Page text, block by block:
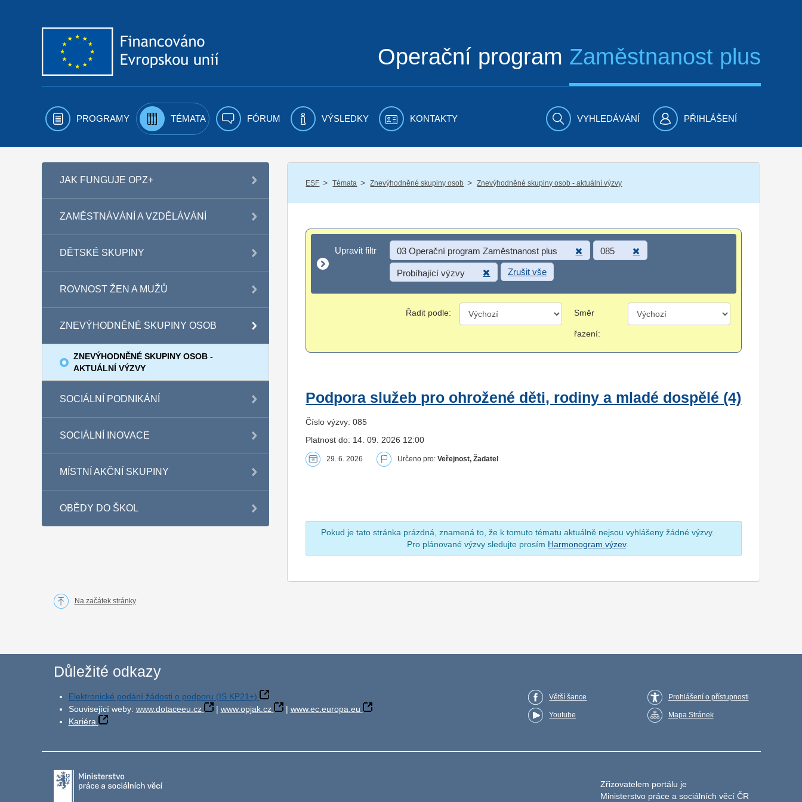
Operační program Zaměstnanost plus
PROGRAMY TÉMATA FÓRUM VÝSLEDKY KONTAKTY VYHLEDÁVÁNÍ PŘIHLÁŠENÍ
JAK FUNGUJE OPZ+
ZAMĚSTNÁVÁNÍ A VZDĚLÁVÁNÍ
DĚTSKÉ SKUPINY
ROVNOST ŽEN A MUŽŮ
ZNEVÝHODNĚNÉ SKUPINY OSOB
ZNEVÝHODNĚNÉ SKUPINY OSOB -
AKTUÁLNÍ VÝZVY
SOCIÁLNÍ PODNIKÁNÍ
SOCIÁLNÍ INOVACE
MÍSTNÍ AKČNÍ SKUPINY
OBĚDY DO ŠKOL
ESF / Témata / Znevýhodněné skupiny osob / Znevýhodněné skupiny osob - aktuální výzvy
Upravit filtr
Upravit filtr 03 Operační program Zaměstnanost plus 085
Probíhající výzvy Zrušit vše
Řadit podle: Směr
řazení:
Podpora služeb pro ohrožené děti, rodiny a mladé dospělé (4)
Číslo výzvy: 085
Platnost do: 14. 09. 2026 12:00
29. 6. 2026 Určeno pro:Veřejnost, Žadatel
Pokud je tato stránka prázdná, znamená to, že k tomuto tématu aktuálně nejsou vyhlášeny žádné výzvy.
Pro plánované výzvy sledujte prosím Harmonogram výzev.
Na začátek stránky
Důležité odkazy
Elektronické podání žádosti o podporu (IS KP21+)
Související weby: www.dotaceeu.cz | www.opjak.cz | www.ec.europa.eu
Kariéra
Větší šance
Youtube
Prohlášení o přístupnosti
Mapa Stránek
Zřizovatelem portálu je
Ministerstvo práce a sociálních věcí ČR